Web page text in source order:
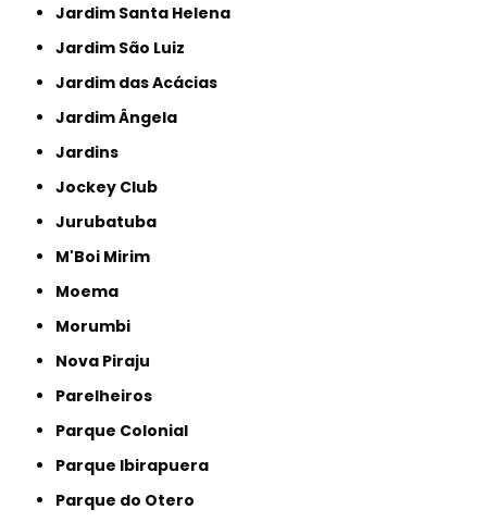
Jardim Santa Helena
Jardim São Luiz
Jardim das Acácias
Jardim Ângela
Jardins
Jockey Club
Jurubatuba
M'Boi Mirim
Moema
Morumbi
Nova Piraju
Parelheiros
Parque Colonial
Parque Ibirapuera
Parque do Otero